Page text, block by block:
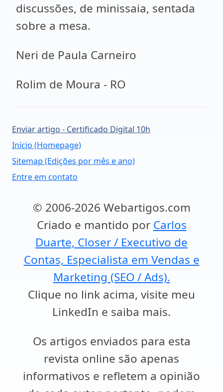
discussões, de minissaia, sentada
sobre a mesa.
Neri de Paula Carneiro
Rolim de Moura - RO
Enviar artigo - Certificado Digital 10h
Início (Homepage)
Sitemap (Edições por mês e ano)
Entre em contato
© 2006-2026 Webartigos.com
Criado e mantido por Carlos
Duarte, Closer / Executivo de
Contas, Especialista em Vendas e
Marketing (SEO / Ads).
Clique no link acima, visite meu
LinkedIn e saiba mais.
Os artigos enviados para esta
revista online são apenas
informativos e refletem a opinião